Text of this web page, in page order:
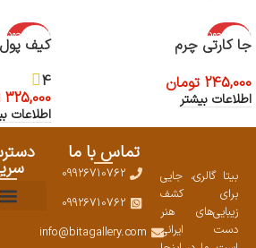
اتمام موجود
ی
جا کارتی چرم
245,000 تومان
اطلاعات بیشتر
اتمام موجود
یکیف
4
325,000
اطلاعات
بیتا گالری، جایی
برای کشف
زیبایی‌های هنر
دست ایرانی
تماس با ما
09926710762
09926710762
info@bitagallery.com